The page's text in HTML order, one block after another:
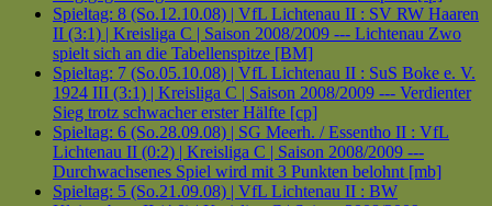
Spieltag: 8 (So.12.10.08) | VfL Lichtenau II : SV RW Haaren
II (3:1) | Kreisliga C | Saison 2008/2009 --- Lichtenau Zwo
spielt sich an die Tabellenspitze [BM]
Spieltag: 7 (So.05.10.08) | VfL Lichtenau II : SuS Boke e. V.
1924 III (3:1) | Kreisliga C | Saison 2008/2009 --- Verdienter
Sieg trotz schwacher erster Hälfte [cp]
Spieltag: 6 (So.28.09.08) | SG Meerh. / Essentho II : VfL
Lichtenau II (0:2) | Kreisliga C | Saison 2008/2009 ---
Durchwachsenes Spiel wird mit 3 Punkten belohnt [mb]
Spieltag: 5 (So.21.09.08) | VfL Lichtenau II : BW